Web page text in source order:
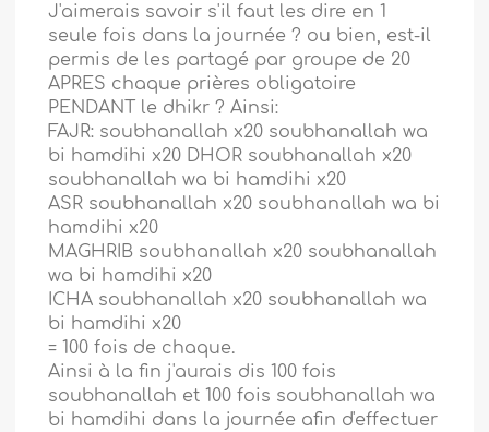
J'aimerais savoir s'il faut les dire en 1
seule fois dans la journée ? ou bien, est-il
permis de les partagé par groupe de 20
APRES chaque prières obligatoire
PENDANT le dhikr ? Ainsi:
FAJR: soubhanallah x20 soubhanallah wa
bi hamdihi x20 DHOR soubhanallah x20
soubhanallah wa bi hamdihi x20
ASR soubhanallah x20 soubhanallah wa bi
hamdihi x20
MAGHRIB soubhanallah x20 soubhanallah
wa bi hamdihi x20
ICHA soubhanallah x20 soubhanallah wa
bi hamdihi x20
= 100 fois de chaque.
Ainsi à la fin j'aurais dis 100 fois
soubhanallah et 100 fois soubhanallah wa
bi hamdihi dans la journée afin d'effectuer